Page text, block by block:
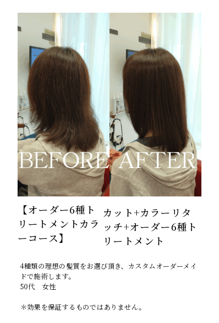
【オーダー6種ト
リートメントカラ
ーコース】
カット+カラーリタ
ッチ+オーダー6種ト
リートメント
4種類の理想の髪質をお選び頂き、カスタムオーダーメイ
ドで施術します。
50代 女性
＊効果を保証するものではありません。